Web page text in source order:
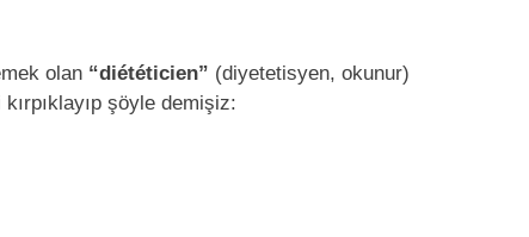
olan “diététicien” (diyetetisyen, okunur)
şöyle demişiz: